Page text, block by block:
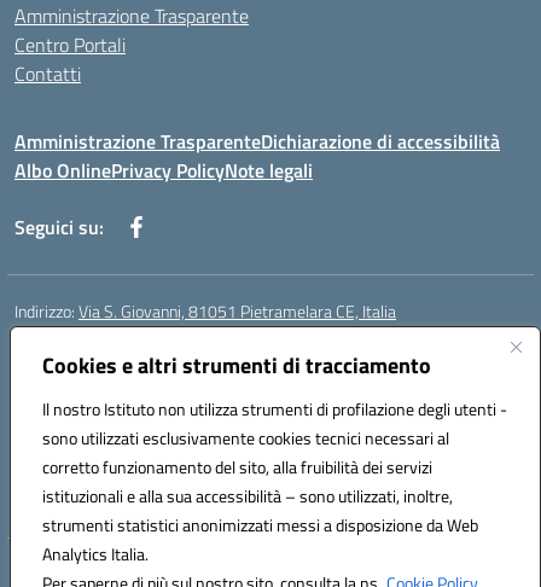
Cookies e altri strumenti di tracciamento
Il nostro Istituto non utilizza strumenti di profilazione degli utenti -
sono utilizzati esclusivamente cookies tecnici necessari al
corretto funzionamento del sito, alla fruibilità dei servizi
istituzionali e alla sua accessibilità – sono utilizzati, inoltre,
strumenti statistici anonimizzati messi a disposizione da Web
Analytics Italia.
Amministrazione Trasparente
Centro Portali
Contatti
Amministrazione TrasparenteDichiarazione di accessibilità
Albo OnlinePrivacy PolicyNote legali
Seguici su:
Indirizzo:Via S. Giovanni, 81051 Pietramelara CE, Italia
Centralino:
Posta elettronica certificata (PEC):CEIC8AB009@pec.istruzione.it
Codice fiscale: 80010130617
Codice meccanografico:CEIC8AB009
Codice Indice delle Pubbliche Amministrazioni (IPA): istsc_CEIC8AB009
Codice unico di fatturazione (CUF): UFZ8KN
Hosting & Powered by 3D Solution S.r.l.